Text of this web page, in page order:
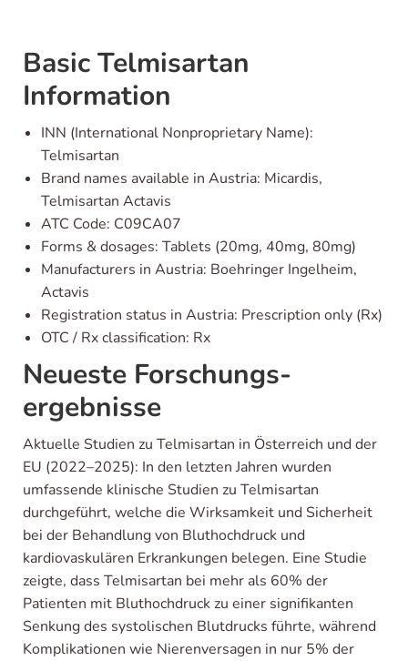
Basic Telmisartan
Information
INN (International Nonproprietary Name):
Telmisartan
Brand names available in Austria: Micardis,
Telmisartan Actavis
ATC Code: C09CA07
Forms & dosages: Tablets (20mg, 40mg, 80mg)
Manufacturers in Austria: Boehringer Ingelheim,
Actavis
Registration status in Austria: Prescription only (Rx)
OTC / Rx classification: Rx
Neueste Forschungs­
ergebnisse
Aktuelle Studien zu Telmisartan in Österreich und der
EU (2022–2025): In den letzten Jahren wurden
umfassende klinische Studien zu Telmisartan
durchgeführt, welche die Wirksamkeit und Sicherheit
bei der Behandlung von Bluthochdruck und
kardiovaskulären Erkrankungen belegen. Eine Studie
zeigte, dass Telmisartan bei mehr als 60% der
Patienten mit Bluthochdruck zu einer signifikanten
Senkung des systolischen Blutdrucks führte, während
Komplikationen wie Nierenversagen in nur 5% der